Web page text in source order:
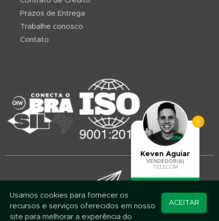
Prazos de Entrega
Trabalhe conosco
Contato
Mantenha-se atualizado!
×
Keven Aguiar
VENDEDOR(A)
TELECOM
Converse pelo
WhatsApp
ACEITAR
Usamos cookies para fornecer os
recursos e serviços oferecidos em nosso
site para melhorar a experência do